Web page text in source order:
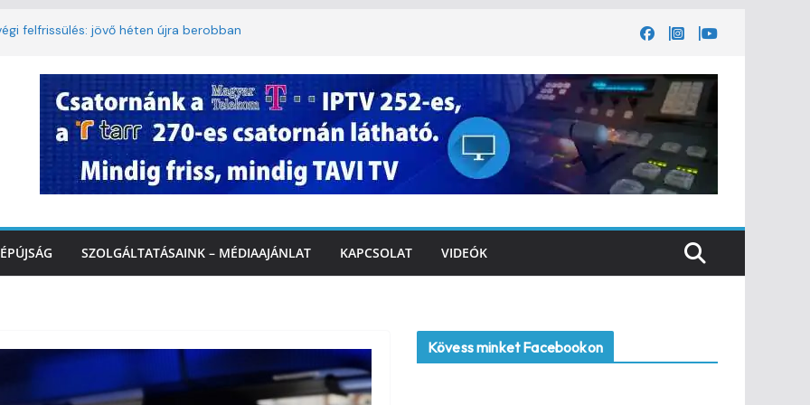
felfrissülés: jövő héten újra berobban
3. kerület TVE csapatát fogadta a
a tűzoltók dolgát Marcalinál
közlekedésért, elektromos
SZOLGÁLTATÁSAINK – MÉDIAAJÁNLAT KAPCSOLAT VIDEÓK
Kövess minket Facebookon